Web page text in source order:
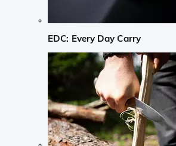
EDC: Every Day Carry